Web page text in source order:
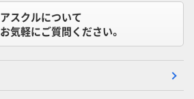
アスクルについて
お気軽にご質問ください。